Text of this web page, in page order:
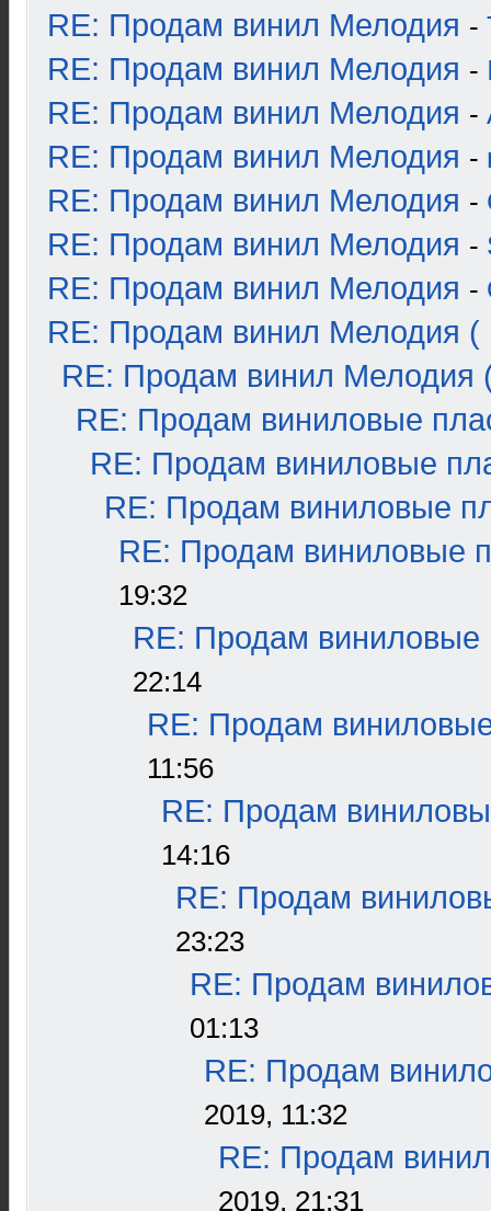
RE: Продам винил Мелодия -
RE: Продам винил Мелодия -
RE: Продам винил Мелодия -
RE: Продам винил Мелодия -
RE: Продам винил Мелодия -
RE: Продам винил Мелодия -
RE: Продам винил Мелодия -
RE: Продам винил Мелодия (
RE: Продам винил Мелодия
RE: Продам виниловые
RE: Продам виниловые
RE: Продам виниловые
RE: Продам виниловые
19:32
RE: Продам виниловые
22:14
RE: Продам
11:56
RE: Продам
14:16
RE: Продам
23:23
RE: Продам
01:13
RE: Продам
2019, 11:32
RE: Продам
2019, 21:31